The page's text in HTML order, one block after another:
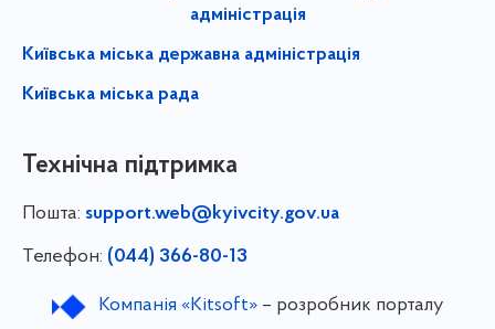
адміністрація
Київська міська державна адміністрація
Київська міська рада
Технічна підтримка
Пошта: support.web@kyivcity.gov.ua
Телефон: (044) 366-80-13
Компанія «Kitsoft»– розробник порталу